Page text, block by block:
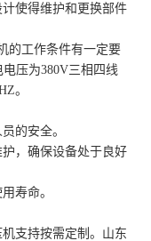
使得维护和更换部件
的工作条件有一定要
压为380V三相四线
。
的安全。
，确保设备处于良好
寿命。
支持按需定制。山东